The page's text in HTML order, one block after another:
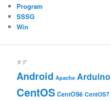
Program
SSSG
Win
タグ
Android Apache Arduino
CentOS CentOS6 CentOS7